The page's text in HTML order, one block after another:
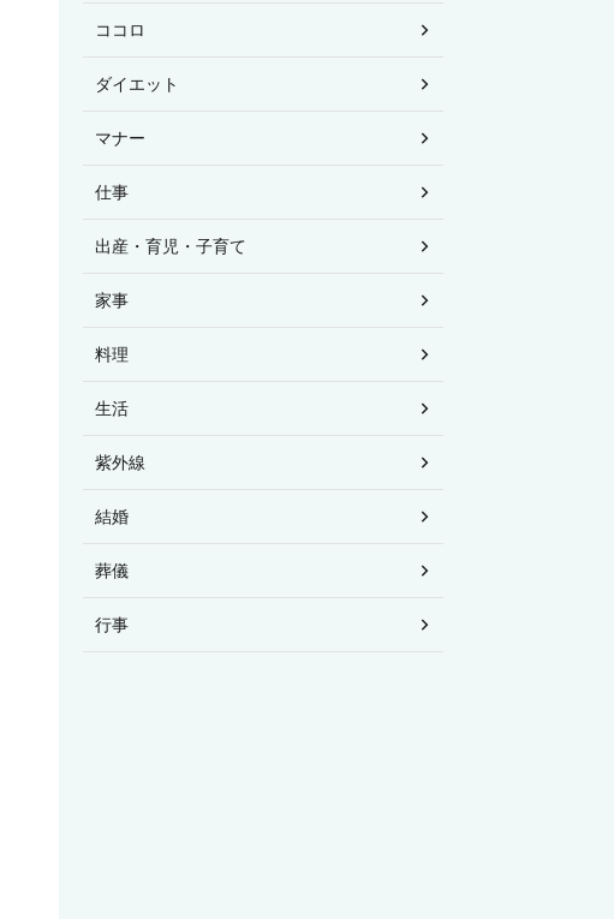
ココロ
ダイエット
マナー
仕事
出産・育児・子育て
家事
料理
生活
紫外線
結婚
葬儀
行事